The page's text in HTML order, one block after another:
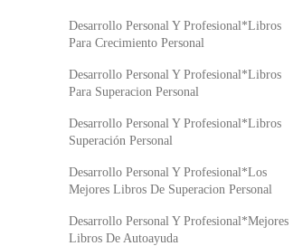
Desarrollo Personal Y Profesional*Libros
Para Crecimiento Personal
Desarrollo Personal Y Profesional*Libros
Para Superacion Personal
Desarrollo Personal Y Profesional*Libros
Superación Personal
Desarrollo Personal Y Profesional*Los
Mejores Libros De Superacion Personal
Desarrollo Personal Y Profesional*Mejores
Libros De Autoayuda